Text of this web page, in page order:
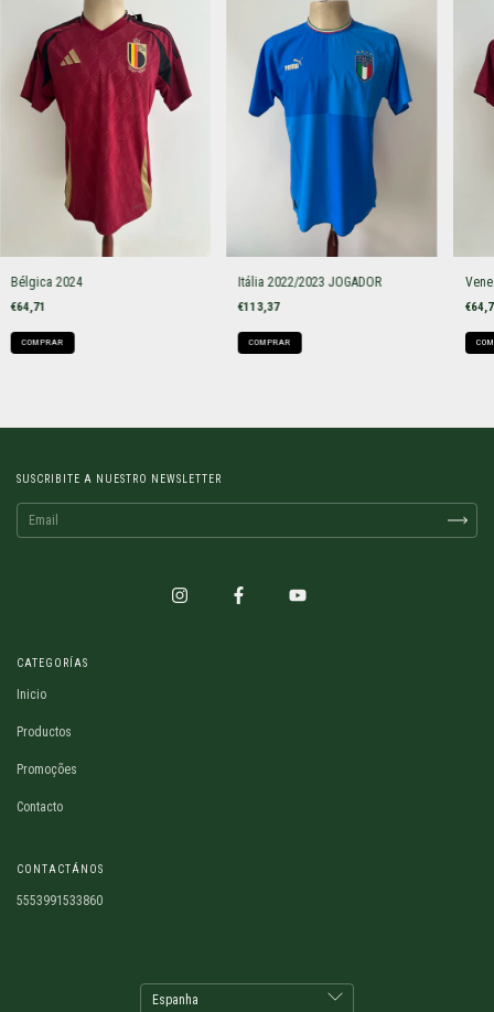
Bélgica 2024
€64,71
COMPRAR
Itália 2022/2023 JOGADOR
€113,37
COMPRAR
SUSCRIBITE A NUESTRO NEWSLETTER
CATEGORÍAS
Inicio
Productos
Promoções
Contacto
CONTACTÁNOS
5553991533860